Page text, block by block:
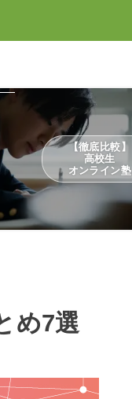
【徹底比較】
高校生
オンライン塾
め7選